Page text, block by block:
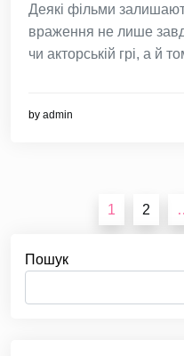
Деякі фільми
враження не лише
чи акторській грі, а й
by admin
Пагінація
записів
1 2
Пошук